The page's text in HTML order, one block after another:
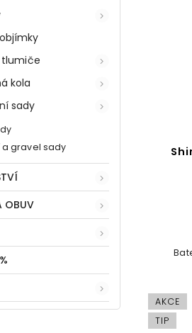
tlumiče
kola
sady
a gravel sady
OBUV
AKCE
TIP